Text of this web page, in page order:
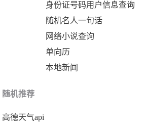
身份证号码用户信息查询
随机名人一句话
网络小说查询
单向历
本地新闻
随机推荐
高德天气api